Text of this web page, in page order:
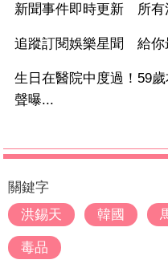
新聞事件即時更新 所有
追蹤訂閱娛樂星聞 給你
生日在醫院中度過！59
聲曝...
關鍵字
洪錫天
韓國
毒品